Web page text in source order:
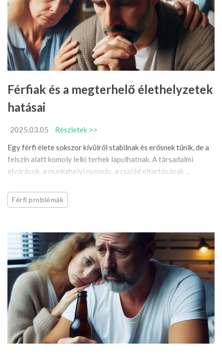
Férfiak és a megterhelő élethelyzetek
hatásai
2025.03.05
Részletek >>
Egy férfi élete sokszor kívülről stabilnak és erősnek tűnik, de a
felszín alatt komoly lelki terhek lapulhatnak. A társadalmi
elvárások, a munkahelyi nyomás, a család eltartásának ...
Férfi problémák